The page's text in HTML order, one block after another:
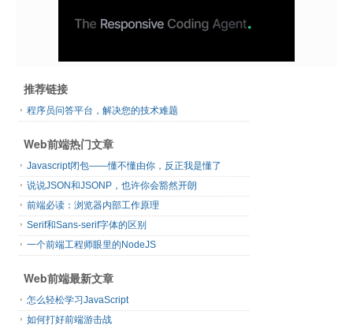
推荐链接
程序员问答平台，解决您的技术难题
Web前端热门文章
Javascript闭包——懂不懂由你，反正我是懂了
说说JSON和JSONP，也许你会豁然开朗
前端必读：浏览器内部工作原理
Serif和Sans-serif字体的区别
一个前端工程师眼里的NodeJS
Web前端最新文章
怎么轻松学习JavaScript
如何打好前端游击战